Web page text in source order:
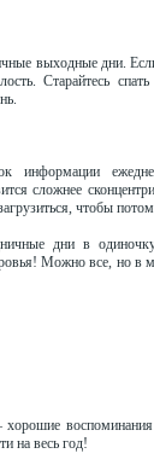
выходные дни.
Старайтесь
информации
сложнее
чтобы
дни в
Можно все, но
на весь год!